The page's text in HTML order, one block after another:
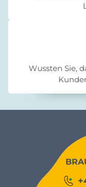
Wussten Sie,